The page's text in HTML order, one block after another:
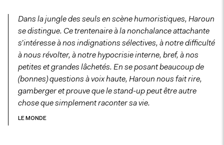
Dans la jungle des seuls en scène humoristiques, Haroun
se distingue. Ce trentenaire à la nonchalance attachante
s’intéresse à nos indignations sélectives, à notre difficulté
à nous révolter, à notre hypocrisie interne, bref, à nos
petites et grandes lâchetés. En se posant beaucoup de
(bonnes) questions à voix haute, Haroun nous fait rire,
gamberger et prouve que le stand-up peut être autre
chose que simplement raconter sa vie.
LE MONDE